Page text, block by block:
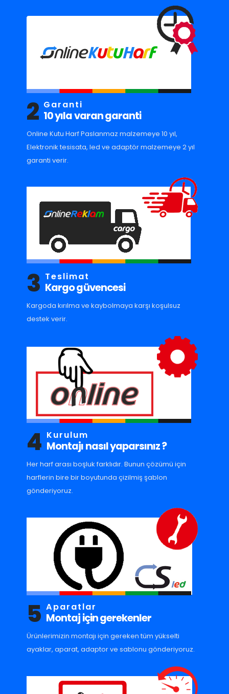
2 Garanti
10 yıla varan garanti
Online Kutu Harf Paslanmaz malzemeye 10 yıl,
Elektronik tesisata, led ve adaptör malzemeye 2 yıl
garanti verir.
3 Teslimat
Kargo güvencesi
Kargoda kırılma ve kaybolmaya karşı koşulsuz
destek verir.
4 Kurulum
Montajı nasıl yaparsınız ?
Her harf arası boşluk farklıdır. Bunun çözümü için
harflerin bire bir boyutunda çizilmiş şablon
gönderiyoruz.
5 Aparatlar
Montaj için gerekenler
Ürünlerimizin montajı için gereken tüm yükselti
ayaklar, aparat, adaptor ve sablonu gönderiyoruz.